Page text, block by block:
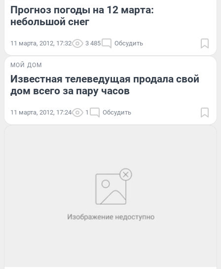
Прогноз погоды на 12 марта:
небольшой снег
11 марта, 2012, 17:32 3 485 Обсудить
МОЙ ДОМ
Известная телеведущая продала свой
дом всего за пару часов
11 марта, 2012, 17:24 1 Обсудить